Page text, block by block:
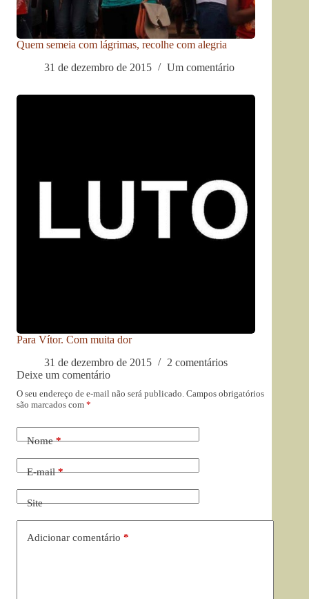
Quem semeia com lágrimas, recolhe com alegria
31 de dezembro de 2015
Um comentário
Para Vítor. Com muita dor
31 de dezembro de 2015
2 comentários
Deixe um comentário
O seu endereço de e-mail não será publicado. Campos obrigatórios
são marcados com *
Nome*
E-mail*
Site
Adicionar comentário *